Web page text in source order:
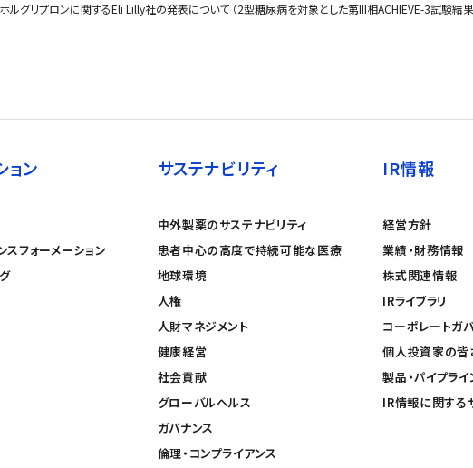
グリプロンに関するEli Lilly社の発表について （2型糖尿病を対象とした第III相ACHIEVE-3試験結果
ョン
スフォーメーション
サステナビリティ
中外製薬のサステナビリティ
患者中心の高度で持続可能な医療
地球環境
人権
人財マネジメント
健康経営
社会貢献
グローバルヘルス
ガバナンス
倫理・コンプライアンス
IR情報
経営方針
業績・財務情報
株式関連情報
IRライブラリ
コーポレートガ
個人投資家の皆
製品・パイプライ
IR情報に関する